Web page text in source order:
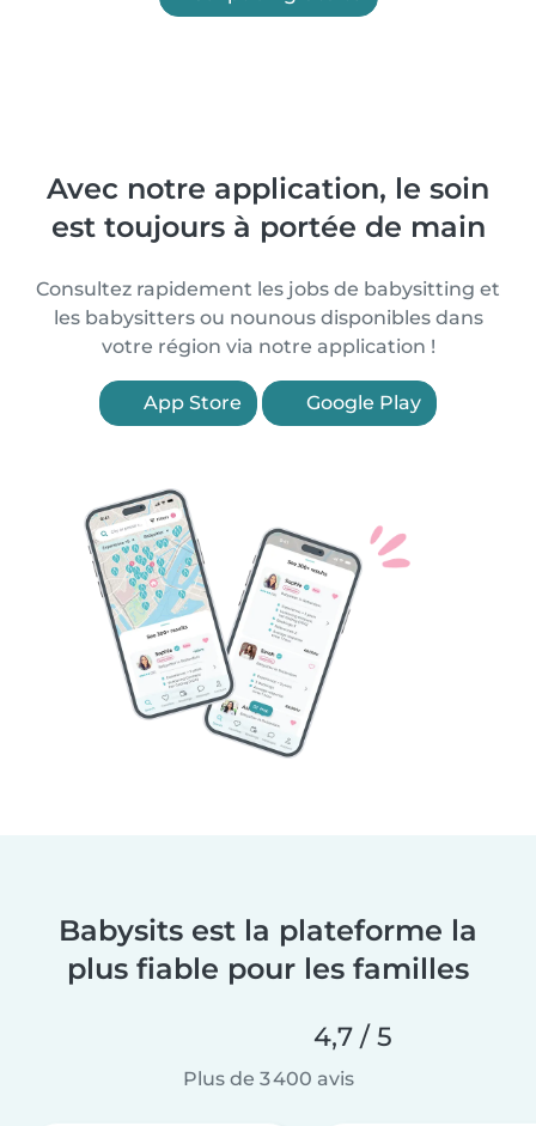
Avec notre application, le soin
est toujours à portée de main
Consultez rapidement les jobs de babysitting et
les babysitters ou nounous disponibles dans
votre région via notre application !
App Store Google Play
Babysits est la plateforme la
plus fiable pour les familles
4,7 / 5
Plus de 3 400 avis